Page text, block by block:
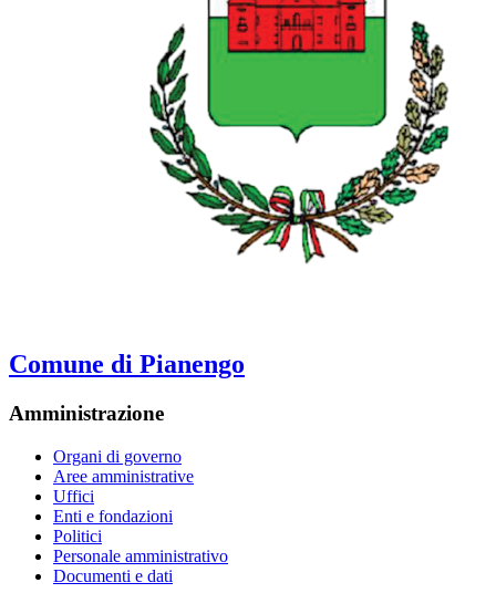
Comune di Pianengo
Amministrazione
Organi di governo
Aree amministrative
Uffici
Enti e fondazioni
Politici
Personale amministrativo
Documenti e dati